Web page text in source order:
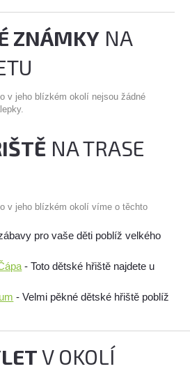
ZNÁMKY NA
v jeho blízkém okolí nejsou žádné
NA TRASE
v jeho blízkém okolí víme o těchto
pro vaše děti poblíž velkého
- Toto dětské hřiště najdete u
- Velmi pěkné dětské hřiště poblíž
V OKOLÍ